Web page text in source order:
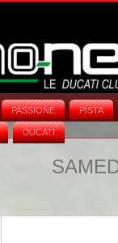
PASSIONE PISTA
DUCATI